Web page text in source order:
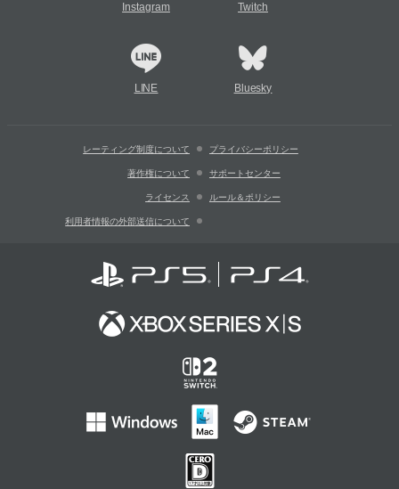
Instagram Twitch
LINE Bluesky
レーティング制度について プライバシーポリシー
著作権について サポートセンター
ライセンス ルール＆ポリシー
利用者情報の外部送信について